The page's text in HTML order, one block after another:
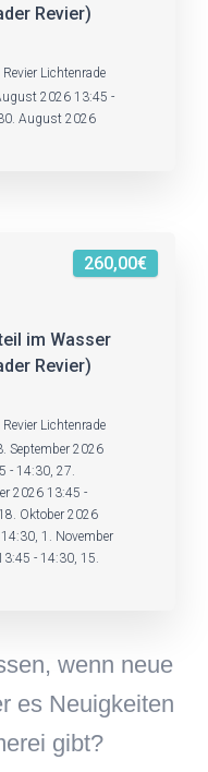
Revier)
Revier Lichtenrade
2026 13:45 -
August 2026
im Wasser
Revier)
Revier Lichtenrade
September 2026
- 14:30, 27.
2026 13:45 -
Oktober 2026
1. November
- 14:30, 15.
260,00€
wenn neue
es Neuigkeiten
gibt?